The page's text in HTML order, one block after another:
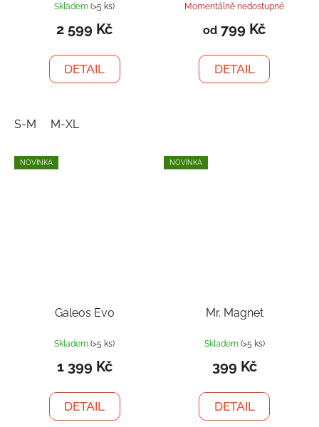
Skladem(>5 ks)
2 599 Kč
DETAIL
S-M M-XL
Momentálně nedostupné
od 799 Kč
DETAIL
NOVINKA
Galeos Evo
Skladem(>5 ks)
1 399 Kč
DETAIL
NOVINKA
Mr. Magnet
Skladem (>5 ks)
399 Kč
DETAIL